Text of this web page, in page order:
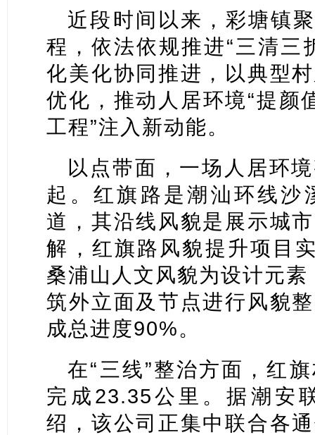
近段时间以来，彩塘镇
程，依法依规推进“三清三
化美化协同推进，以典型
优化，推动人居环境“提颜
工程”注入新动能。
以点带面，一场人居环
起。红旗路是潮汕环线沙
道，其沿线风貌是展示城
解，红旗路风貌提升项目
桑浦山人文风貌为设计元
筑外立面及节点进行风貌
成总进度90%。
在“三线”整治方面，红
完成23.35公里。据潮安
绍，该公司正集中联合各